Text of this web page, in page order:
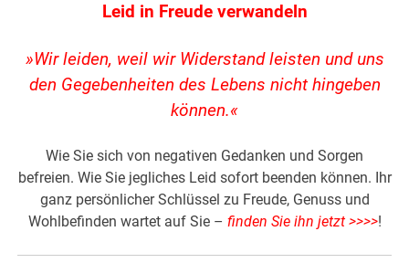
Leid in Freude verwandeln
»Wir leiden, weil wir Widerstand leisten und uns
den Gegebenheiten des Lebens nicht hingeben
können.«
Wie Sie sich von negativen Gedanken und Sorgen
befreien. Wie Sie jegliches Leid sofort beenden können. Ihr
ganz persönlicher Schlüssel zu Freude, Genuss und
Wohlbefinden wartet auf Sie – finden Sie ihn jetzt >>>>!